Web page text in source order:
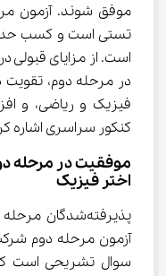
فیزیک و ریاضی، و
کنکور سراسری اشاره
موفقیت در مرحله
اختر فیزیک
پذیرفته‌شدگان